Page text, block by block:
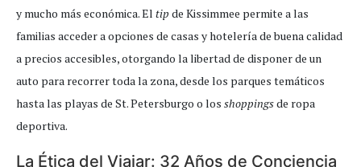
y mucho más económica. El tip de Kissimmee permite a las
familias acceder a opciones de casas y hotelería de buena calidad
a precios accesibles, otorgando la libertad de disponer de un
auto para recorrer toda la zona, desde los parques temáticos
hasta las playas de St. Petersburgo o los shoppingsde ropa
deportiva.
La Ética del Viajar: 32 Años de Conciencia